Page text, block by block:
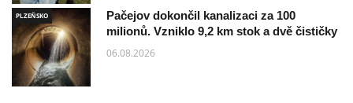
PLZEŇSKO
Pačejov dokončil kanalizaci za 100
milionů. Vzniklo 9,2 km stok a dvě čističky
06.08.2026